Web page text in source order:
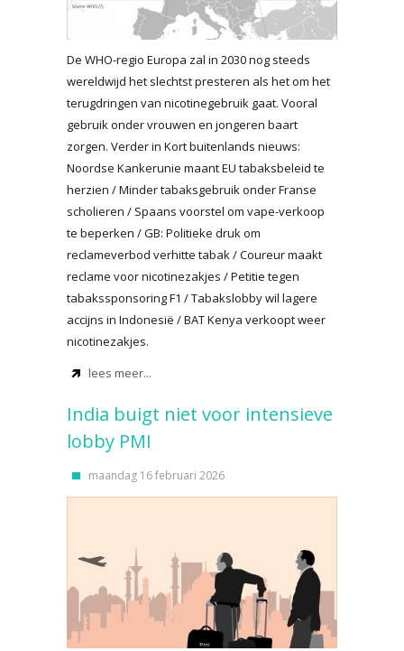
De WHO-regio Europa zal in 2030 nog steeds
wereldwijd het slechtst presteren als het om het
terugdringen van nicotinegebruik gaat. Vooral
gebruik onder vrouwen en jongeren baart
zorgen. Verder in Kort buitenlands nieuws:
Noordse Kankerunie maant EU tabaksbeleid te
herzien / Minder tabaksgebruik onder Franse
scholieren / Spaans voorstel om vape-verkoop
te beperken / GB: Politieke druk om
reclameverbod verhitte tabak / Coureur maakt
reclame voor nicotinezakjes / Petitie tegen
tabakssponsoring F1 / Tabakslobby wil lagere
accijns in Indonesië / BAT Kenya verkoopt weer
nicotinezakjes.
lees meer...
India buigt niet voor intensieve
lobby PMI
maandag 16 februari 2026